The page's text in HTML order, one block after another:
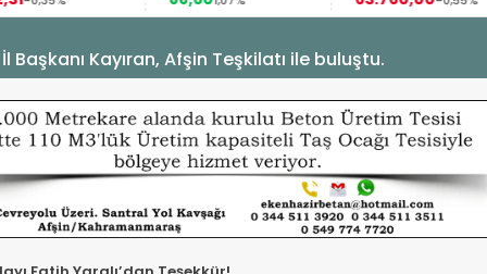
Kayıran, Afşin Teşkilatı ile buluştu.